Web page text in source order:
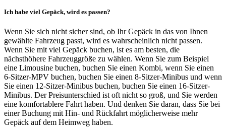
Ich habe viel Gepäck, wird es passen?
Wenn Sie sich nicht sicher sind, ob Ihr Gepäck in das von Ihnen
gewählte Fahrzeug passt, wird es wahrscheinlich nicht passen.
Wenn Sie mit viel Gepäck buchen, ist es am besten, die
nächsthöhere Fahrzeuggröße zu wählen. Wenn Sie zum Beispiel
eine Limousine buchen, buchen Sie einen Kombi, wenn Sie einen
6-Sitzer-MPV buchen, buchen Sie einen 8-Sitzer-Minibus und wenn
Sie einen 12-Sitzer-Minibus buchen, buchen Sie einen 16-Sitzer-
Minibus. Der Preisunterschied ist oft nicht so groß, und Sie werden
eine komfortablere Fahrt haben. Und denken Sie daran, dass Sie bei
einer Buchung mit Hin- und Rückfahrt möglicherweise mehr
Gepäck auf dem Heimweg haben.